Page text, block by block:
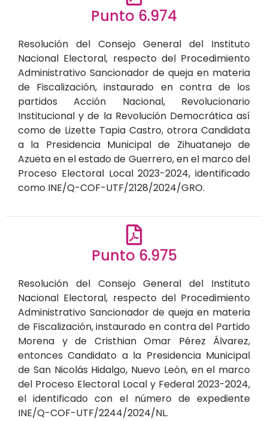
Punto 6.974
Resolución del Consejo General del Instituto
Nacional Electoral, respecto del Procedimiento
Administrativo Sancionador de queja en materia
de Fiscalización, instaurado en contra de los
partidos Acción Nacional, Revolucionario
Institucional y de la Revolución Democrática así
como de Lizette Tapia Castro, otrora Candidata
a la Presidencia Municipal de Zihuatanejo de
Azueta en el estado de Guerrero, en el marco del
Proceso Electoral Local 2023-2024, identificado
como INE/Q-COF-UTF/2128/2024/GRO.
Punto 6.975
Resolución del Consejo General del Instituto
Nacional Electoral, respecto del Procedimiento
Administrativo Sancionador de queja en materia
de Fiscalización, instaurado en contra del Partido
Morena y de Cristhian Omar Pérez Álvarez,
entonces Candidato a la Presidencia Municipal
de San Nicolás Hidalgo, Nuevo León, en el marco
del Proceso Electoral Local y Federal 2023-2024,
el identificado con el número de expediente
INE/Q-COF-UTF/2244/2024/NL.